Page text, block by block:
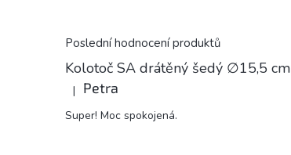
Poslední hodnocení produktů
Kolotoč SA drátěný šedý ∅15,5 cm
Hodnocení produktu je 5 z 5 hvězdiček.
| Petra
Super! Moc spokojená.